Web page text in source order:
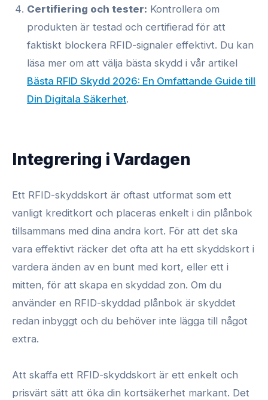
Certifiering och tester: Kontrollera om
produkten är testad och certifierad för att
faktiskt blockera RFID-signaler effektivt. Du kan
läsa mer om att välja bästa skydd i vår artikel
Bästa RFID Skydd 2026: En Omfattande Guide till
Din Digitala Säkerhet.
Integrering i Vardagen
Ett RFID-skyddskort är oftast utformat som ett
vanligt kreditkort och placeras enkelt i din plånbok
tillsammans med dina andra kort. För att det ska
vara effektivt räcker det ofta att ha ett skyddskort i
vardera änden av en bunt med kort, eller ett i
mitten, för att skapa en skyddad zon. Om du
använder en RFID-skyddad plånbok är skyddet
redan inbyggt och du behöver inte lägga till något
extra.
Att skaffa ett RFID-skyddskort är ett enkelt och
prisvärt sätt att öka din kortsäkerhet markant. Det